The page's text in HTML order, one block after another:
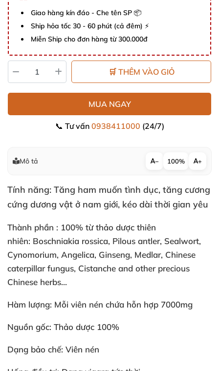
Giao hàng kín đáo - Che tên SP 📦
Ship hỏa tốc 30 - 60 phút (cả đêm) ⚡
Miễn Ship cho đơn hàng từ 300.000đ
🛒 THÊM VÀO GIỎ
MUA NGAY
📞 Tư vấn 0938411000 (24/7)
Mô tả − 100% +
Tính năng: Tăng ham muốn tình dục, tăng cương
cứng dương vật ở nam giới, kéo dài thời gian yêu
Thành phần : 100% từ thảo dược thiên
nhiên: Boschniakia rossica, Pilous antler, Sealwort,
Cynomorium, Angelica, Ginseng, Medlar, Chinese
caterpillar fungus, Cistanche and other precious
Chinese herbs...
Hàm lượng: Mỗi viên nén chứa hỗn hợp 7000mg
Nguồn gốc: Thảo dược 100%
Dạng bảo chế: Viên nén